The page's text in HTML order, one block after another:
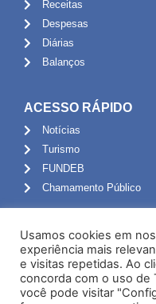
Receitas
Despesas
Diárias
Balanços
ACESSO RÁPIDO
Notícias
Turismo
FUNDEB
Chamamento Público
Portal do Servidor
Webmail
Administração
Usamos cookies em
experiência mais
e visitas repetidas. Ao
concorda com o uso de
você pode visitar